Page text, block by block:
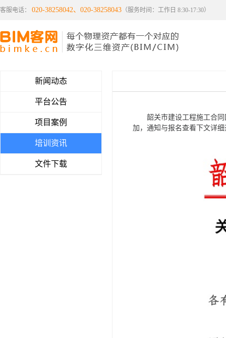
客服电话： 020-38258042、020-38258043 （服务时间：工作日 8:30-17:30）
新闻动态
平台公告
项目案例
培训资讯
文件下载
韶关市建设工程施工合
加，通知与报名查看下文详细